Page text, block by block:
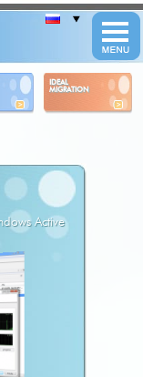
IDEAL
MIGRATION
Active